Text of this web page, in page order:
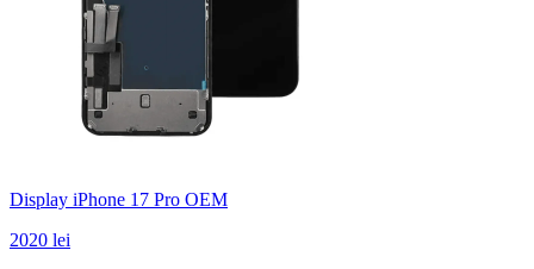
Display iPhone 17 Pro OEM
2020 lei